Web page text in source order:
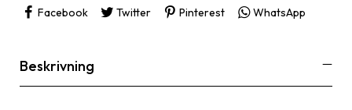
Facebook Twitter Pinterest WhatsApp
Beskrivning